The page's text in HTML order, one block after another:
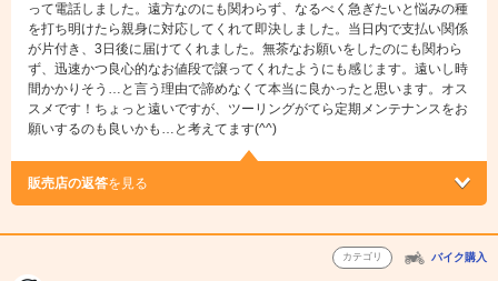
って電話しました。遠方なのにも関わらず、なるべく急ぎたいと悩みの種
を打ち明けたら親身に対応してくれて即決しました。当日内で支払い関係
が片付き、3日後に届けてくれました。無茶なお願いをしたのにも関わら
ず、迅速かつ良心的なお値段で譲ってくれたようにも感じます。遠いし時
間かかりそう…と言う理由で諦めなくて本当に良かったと思います。オス
スメです！ちょっと遠いですが、ツーリングがてら定期メンテナンスをお
願いするのも良いかも…と考えてます(^^)
販売店の返答を見る
カテゴリ バイク購入